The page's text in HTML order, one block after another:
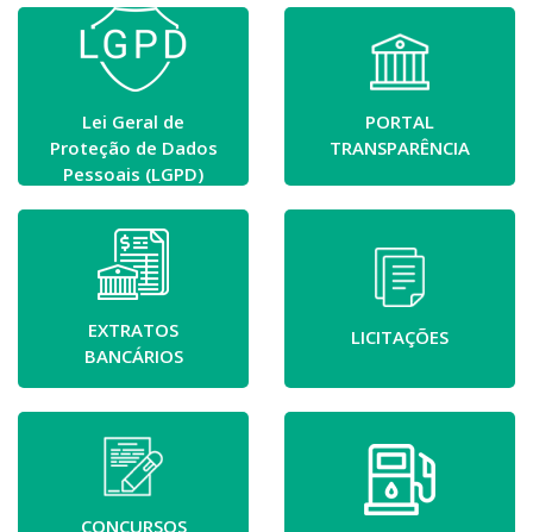
Lauriana Pozzer
Matte
Lei Geral de
Proteção de Dados
Pessoais (LGPD)
PORTAL
TRANSPARÊNCIA
EXTRATOS
BANCÁRIOS
LICITAÇÕES
CONCURSOS